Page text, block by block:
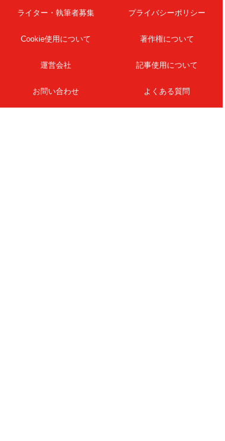
ライター・執筆者募集 プライバシーポリシー
Cookie使用について 著作権について
運営会社 記事使用について
お問い合わせ よくある質問